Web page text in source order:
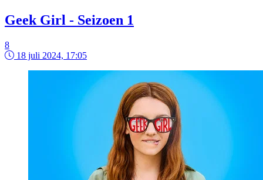
Geek Girl - Seizoen 1
8
18 juli 2024, 17:05